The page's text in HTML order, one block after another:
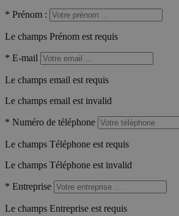
* Prénom :
Le champs Prénom est requis
* E-mail
Le champs email est requis
Le champs email est invalid
* Numéro de téléphone
Le champs Téléphone est requis
Le champs Téléphone est invalid
* Entreprise
Le champs Entreprise est requis